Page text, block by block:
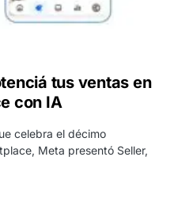
tus ventas en
con IA
celebra el décimo
Meta presentó Seller,